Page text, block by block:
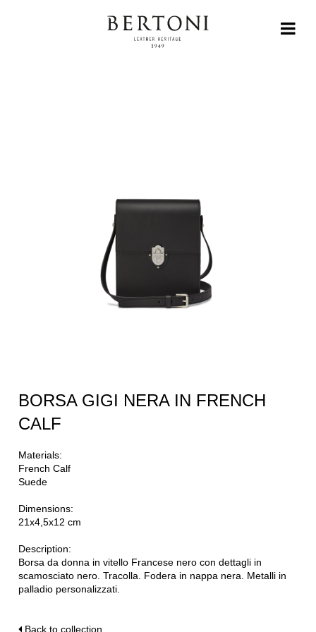
BORSA GIGI NERA IN FRENCH
CALF
Materials:
French Calf
Suede
Dimensions:
21x4,5x12 cm
Description:
Borsa da donna in vitello Francese nero con dettagli in
scamosciato nero. Tracolla. Fodera in nappa nera. Metalli in
palladio personalizzati.
Back to collection